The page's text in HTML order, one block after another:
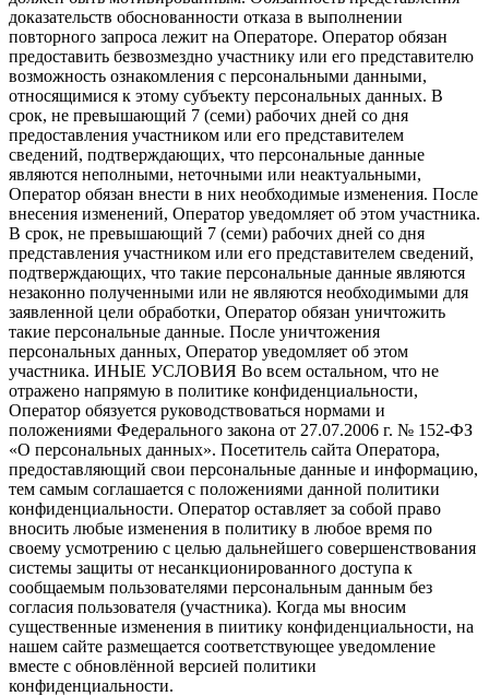
доказательств обоснованности отказа в выполнении
повторного запроса лежит на Операторе. Оператор обязан
предоставить безвозмездно участнику или его представителю
возможность ознакомления с персональными данными,
относящимися к этому субъекту персональных данных. В
срок, не превышающий 7 (семи) рабочих дней со дня
предоставления участником или его представителем
сведений, подтверждающих, что персональные данные
являются неполными, неточными или неактуальными,
Оператор обязан внести в них необходимые изменения. После
внесения изменений, Оператор уведомляет об этом участника.
В срок, не превышающий 7 (семи) рабочих дней со дня
представления участником или его представителем сведений,
подтверждающих, что такие персональные данные являются
незаконно полученными или не являются необходимыми для
заявленной цели обработки, Оператор обязан уничтожить
такие персональные данные. После уничтожения
персональных данных, Оператор уведомляет об этом
участника. ИНЫЕ УСЛОВИЯ Во всем остальном, что не
отражено напрямую в политике конфиденциальности,
Оператор обязуется руководствоваться нормами и
положениями Федерального закона от 27.07.2006 г. № 152-ФЗ
«О персональных данных». Посетитель сайта Оператора,
предоставляющий свои персональные данные и информацию,
тем самым соглашается с положениями данной политики
конфиденциальности. Оператор оставляет за собой право
вносить любые изменения в политику в любое время по
своему усмотрению с целью дальнейшего совершенствования
системы защиты от несанкционированного доступа к
сообщаемым пользователями персональным данным без
согласия пользователя (участника). Когда мы вносим
существенные изменения в пиитику конфиденциальности, на
нашем сайте размещается соответствующее уведомление
вместе с обновлённой версией политики
конфиденциальности.